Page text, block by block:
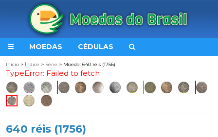
MOEDAS CÉDULAS
Início > Índice > Série > Moeda: 640 réis (1756)
TypeError: Failed to fetch
640 réis (1756)